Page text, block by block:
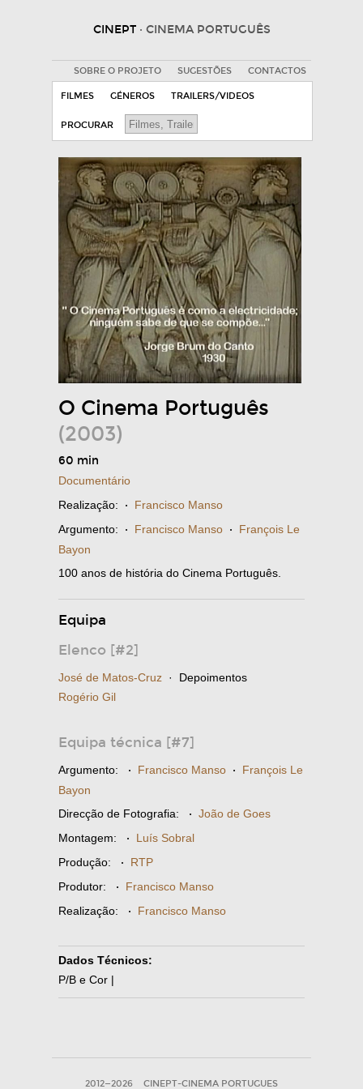
CINEPT · CINEMA PORTUGUÊS
SOBRE O PROJETO SUGESTÕES CONTACTOS
FILMES GÉNEROS TRAILERS/VIDEOS
PROCURAR
O Cinema Português
(2003)
60 min
Documentário
Realização: · Francisco Manso
Argumento: · Francisco Manso · François Le
Bayon
100 anos de história do Cinema Português.
Equipa
Elenco [#2]
José de Matos-Cruz · Depoimentos
Rogério Gil
Equipa técnica [#7]
Argumento: · Francisco Manso · François Le
Bayon
Direcção de Fotografia: · João de Goes
Montagem: · Luís Sobral
Produção: · RTP
Produtor: · Francisco Manso
Realização: · Francisco Manso
Dados Técnicos:
P/B e Cor |
2012—2026 CINEPT-CINEMA PORTUGUES